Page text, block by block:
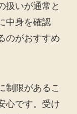
扱いが通常と
中身を確認
のがおすすめ
制限があるこ
心です。受け